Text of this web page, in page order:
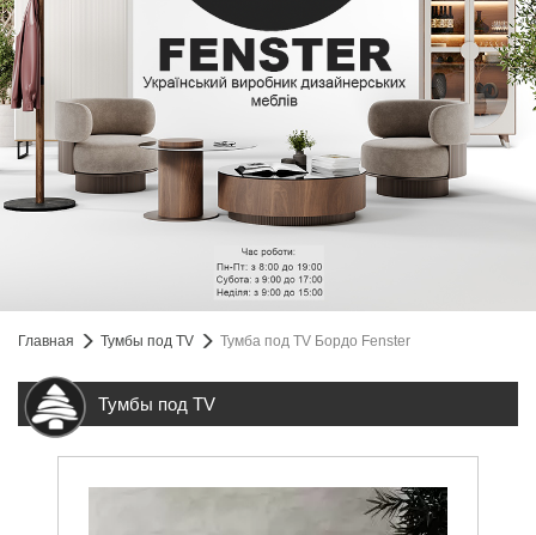
Главная Тумбы под TV Тумба под TV Бордо Fenster
Тумбы под TV